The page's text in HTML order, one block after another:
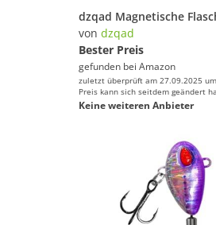
von dzqad
Bester Preis
gefunden bei Amazon
zuletzt überprüft am 27.09.2025
Preis kann sich seitdem geändert
Keine weiteren Anbieter